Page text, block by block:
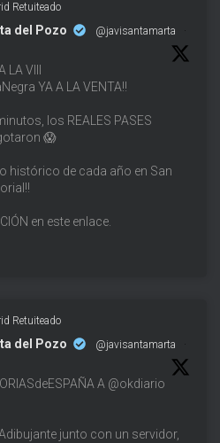
Retuiteado
del Pozo @javisantamarta
·
LA VIII
YA A LA VENTA!!
los REALES PASES
😱
histórico de cada año en San
en este enlace.
Retuiteado
del Pozo @javisantamarta
·
A @okdiario
junto con un servidor,